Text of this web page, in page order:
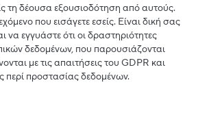
τη δέουσα εξουσιοδότηση από αυτούς.
που εισάγετε εσείς. Είναι δική σας
να εγγυάστε ότι οι δραστηριότητες
δεδομένων, που παρουσιάζονται
με τις απαιτήσεις του GDPR και
περί προστασίας δεδομένων.